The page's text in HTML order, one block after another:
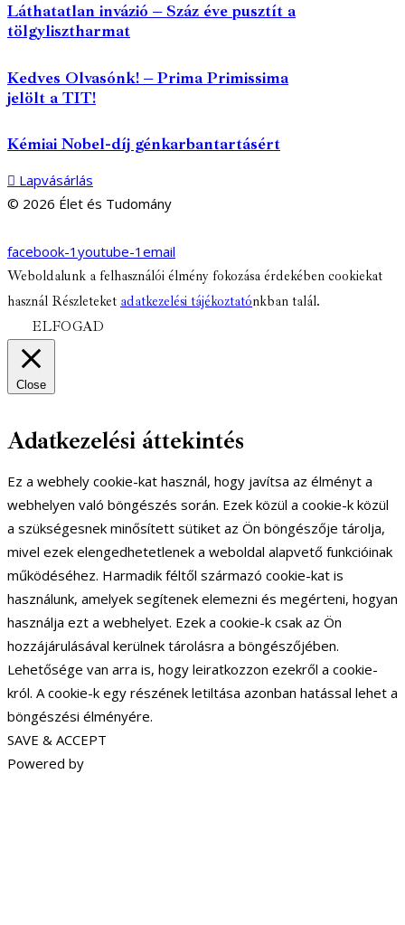
Láthatatlan invázió – Száz éve pusztít a
tölgylisztharmat
Kedves Olvasónk! – Prima Primissima
jelölt a TIT!
Kémiai Nobel-díj génkarbantartásért
Lapvásárlás
© 2026 Élet és Tudomány
facebook-1 youtube-1 email
Weboldalunk a felhasználói élmény fokozása érdekében cookiekat
használ Részleteket adatkezelési tájékoztatónkban talál.
ELFOGAD
Close
Adatkezelési áttekintés
Ez a webhely cookie-kat használ, hogy javítsa az élményt a
webhelyen való böngészés során. Ezek közül a cookie-k közül
a szükségesnek minősített sütiket az Ön böngészője tárolja,
mivel ezek elengedhetetlenek a weboldal alapvető funkcióinak
működéséhez. Harmadik féltől származó cookie-kat is
használunk, amelyek segítenek elemezni és megérteni, hogyan
használja ezt a webhelyet. Ezek a cookie-k csak az Ön
hozzájárulásával kerülnek tárolásra a böngészőjében.
Lehetősége van arra is, hogy leiratkozzon ezekről a cookie-
król. A cookie-k egy részének letiltása azonban hatással lehet a
böngészési élményére.
SAVE & ACCEPT
Powered by